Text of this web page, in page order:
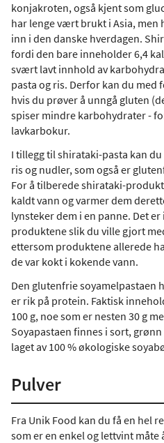
konjakroten, også kjent som
har lenge vært brukt i Asia, men
inn i den danske hverdagen.
fordi den bare inneholder 6,4
svært lavt innhold av
pasta og ris. Derfor kan du med
hvis du prøver å unngå gluten
spiser mindre karbohydrater -
lavkarbokur.
I tillegg til shirataki-pasta kan
ris og nudler, som også er
For å tilberede shirataki-
kaldt vann og varmer dem
lynsteker dem i en panne. Det
produktene slik du ville gjort
ettersom produktene allerede
de var kokt i kokende vann.
Den glutenfrie soyamelpastaen
er rik på protein. Faktisk
100 g, noe som er nesten 30 g
Soyapastaen finnes i sort,
laget av 100 % økologiske
Pulver
Fra Unik Food kan du få en hel
som er en enkel og lettvint måte